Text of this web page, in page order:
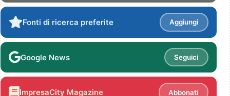
Fonti di ricerca preferite Aggiungi
Google News Seguici
ImpresaCity Magazine Abbonati